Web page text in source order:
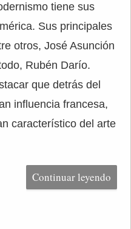
tiene sus
Sus principales
otros, José Asunción
Rubén Darío.
que detrás del
influencia francesa,
característico del arte
Continuar leyendo